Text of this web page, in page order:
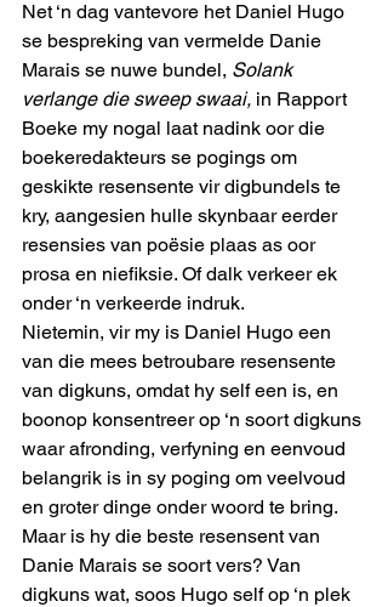
Net ‘n dag vantevore het Daniel Hugo
se bespreking van vermelde Danie
Marais se nuwe bundel, Solank
verlange die sweep swaai, in Rapport
Boeke my nogal laat nadink oor die
boekeredakteurs se pogings om
geskikte resensente vir digbundels te
kry, aangesien hulle skynbaar eerder
resensies van poësie plaas as oor
prosa en niefiksie. Of dalk verkeer ek
onder ‘n verkeerde indruk.
Nietemin, vir my is Daniel Hugo een
van die mees betroubare resensente
van digkuns, omdat hy self een is, en
boonop konsentreer op ‘n soort digkuns
waar afronding, verfyning en eenvoud
belangrik is in sy poging om veelvoud
en groter dinge onder woord te bring.
Maar is hy die beste resensent van
Danie Marais se soort vers? Van
digkuns wat, soos Hugo self op ‘n plek